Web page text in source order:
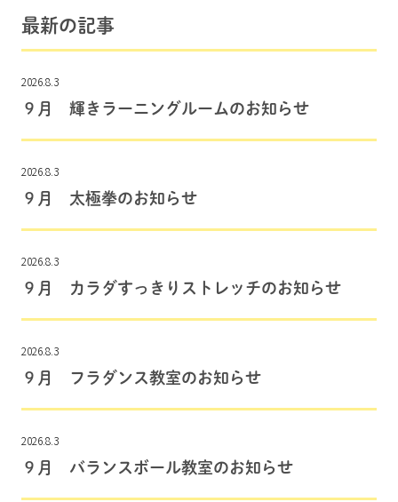
最新の記事
2026.8.3
９月 輝きラーニングルームのお知らせ
2026.8.3
９月 太極拳のお知らせ
2026.8.3
９月 カラダすっきりストレッチのお知らせ
2026.8.3
９月 フラダンス教室のお知らせ
2026.8.3
９月 バランスボール教室のお知らせ